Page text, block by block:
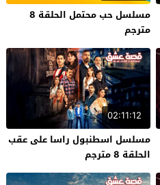
مسلسل حب محتمل الحلقة 8
مترجم
02:11:12
مسلسل اسطنبول راسا على عقب
الحلقة 8 مترجم